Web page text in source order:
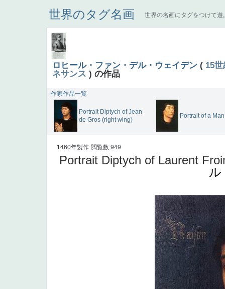
世界のタグ名画 世界の名画にタグをつけて遊
ロヒール・ファン・デル・ウェイデン ( 15
ネサンス ) の作品
作家作品一覧
Portrait Diptych of Jean
de Gros (right wing)
Portrait of a Man
1460年製作 閲覧数:949
Portrait Diptych of Laurent
ル